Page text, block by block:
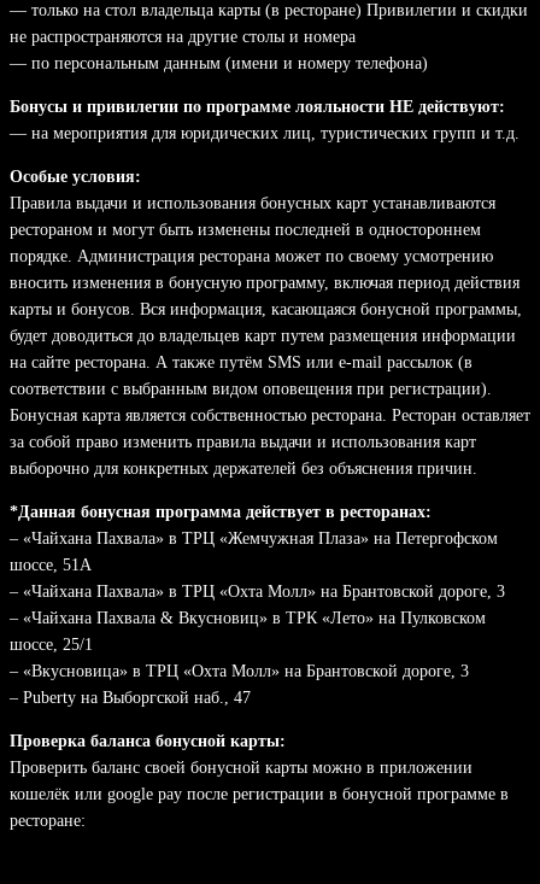
— только на стол владельца карты (в ресторане) Привилегии и скидки
не распространяются на другие столы и номера
— по персональным данным (имени и номеру телефона)
Бонусы и привилегии по программе лояльности НЕ действуют:
— на мероприятия для юридических лиц, туристических групп и т.д.
Особые условия:
Правила выдачи и использования бонусных карт устанавливаются
рестораном и могут быть изменены последней в одностороннем
порядке. Администрация ресторана может по своему усмотрению
вносить изменения в бонусную программу, включая период действия
карты и бонусов. Вся информация, касающаяся бонусной программы,
будет доводиться до владельцев карт путем размещения информации
на сайте ресторана. А также путём SMS или e-mail рассылок (в
соответствии с выбранным видом оповещения при регистрации).
Бонусная карта является собственностью ресторана. Ресторан оставляет
за собой право изменить правила выдачи и использования карт
выборочно для конкретных держателей без объяснения причин.
*Данная бонусная программа действует в ресторанах:
– «Чайхана Пахвала» в ТРЦ «Жемчужная Плаза» на Петергофском
шоссе, 51А
– «Чайхана Пахвала» в ТРЦ «Охта Молл» на Брантовской дороге, 3
– «Чайхана Пахвала & Вкусновиц» в ТРК «Лето» на Пулковском
шоссе, 25/1
– «Вкусновица» в ТРЦ «Охта Молл» на Брантовской дороге, 3
– Puberty на Выборгской наб., 47
Проверка баланса бонусной карты:
Проверить баланс своей бонусной карты можно в приложении
кошелёк или google pay после регистрации в бонусной программе в
ресторане: